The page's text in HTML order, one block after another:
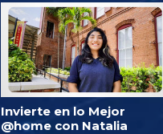
Invierte en lo Mejor
@home con Natalia